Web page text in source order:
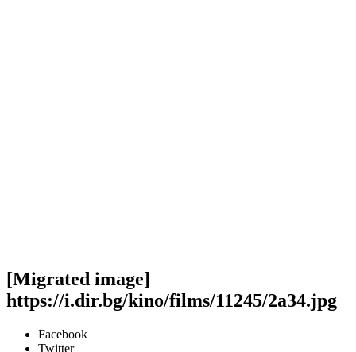
[Migrated image]
https://i.dir.bg/kino/films/11245/2a34.jpg
Facebook
Twitter